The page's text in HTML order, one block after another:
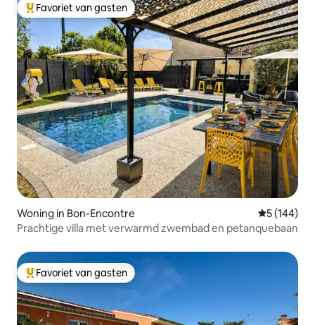
Topfavoriet van gasten
Favoriet van gasten
Woning in Bon-Encontre
5 (144)
Prachtige villa met verwarmd zwembad en petanquebaan
Topfavoriet van gasten
Favoriet van gasten